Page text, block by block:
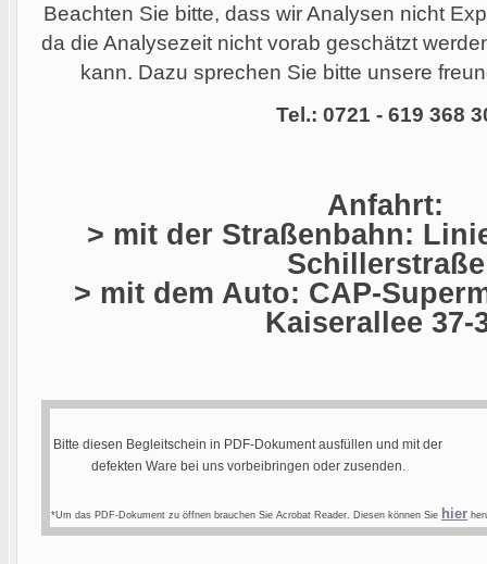
Beachten Sie bitte, dass wir Analysen nicht
da die Analysezeit nicht vorab geschätzt
kann. Dazu sprechen Sie bitte unsere
Tel.: 0721 - 619 368
Anfahrt:
> mit der Straßenbahn:
Schillerstraße
> mit dem Auto: CAP-
Kaiserallee 37-
Bitte diesen Begleitschein in PDF-Dokument ausfüllen und mit der
defekten Ware bei uns vorbeibringen oder zusenden.
*Um das PDF-Dokument zu öffnen brauchen Sie Acrobat Reader. Diesen können Sie hier